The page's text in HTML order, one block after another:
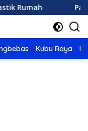
Kubu Raya